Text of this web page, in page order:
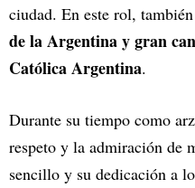
ciudad. En este rol, también
de la Argentina y gran
Católica Argentina.
Durante su tiempo como
respeto y la admiración de
sencillo y su dedicación a